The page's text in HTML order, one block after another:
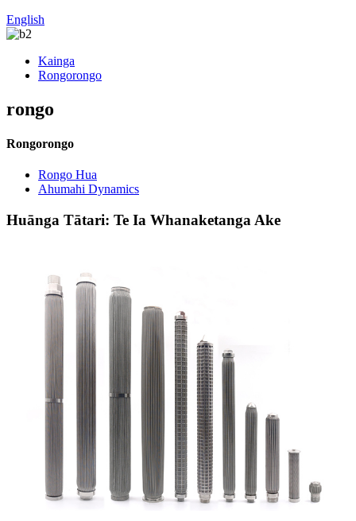
English
Kainga
Rongorongo
rongo
Rongorongo
Rongo Hua
Ahumahi Dynamics
Huānga Tātari: Te Ia Whanaketanga Ake